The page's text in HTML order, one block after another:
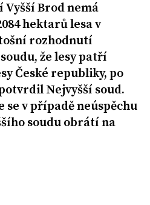
Brod nemá
hektarů lesa v
rozhodnutí
že lesy patří
České republiky, po
Nejvyšší soud.
se v případě neúspěchu
soudu obrátí na